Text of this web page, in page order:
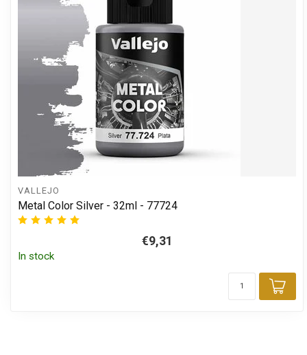
VALLEJO
Metal Color Silver - 32ml - 77724
€9,31
In stock